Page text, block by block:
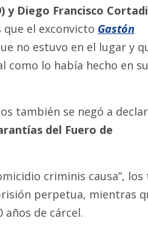
y Diego Francisco
el exconvicto Gastón
no estuvo en el lugar y
como lo había hecho en su
también se negó a
del Fuero de
criminis causa”, los
perpetua, mientras
de cárcel.